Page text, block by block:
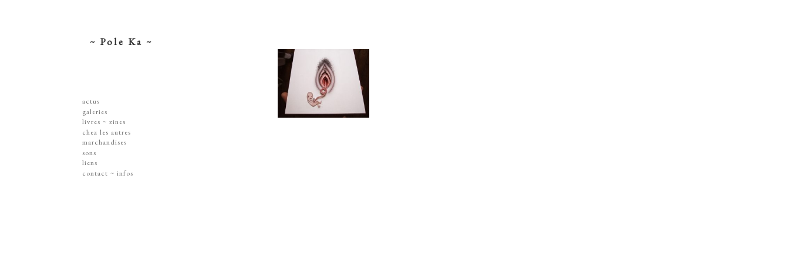
~ Pole Ka ~
actus
galeries
dessins ~ illustrations
affiches ~ concerts ~ disques
gravures
peintures
dissections ~ découpes
jouets ~ objets
livres ~ zines
chez les autres
marchandises
sérigraphies
livres & zines
gravures
sons
liens
contact ~ infos